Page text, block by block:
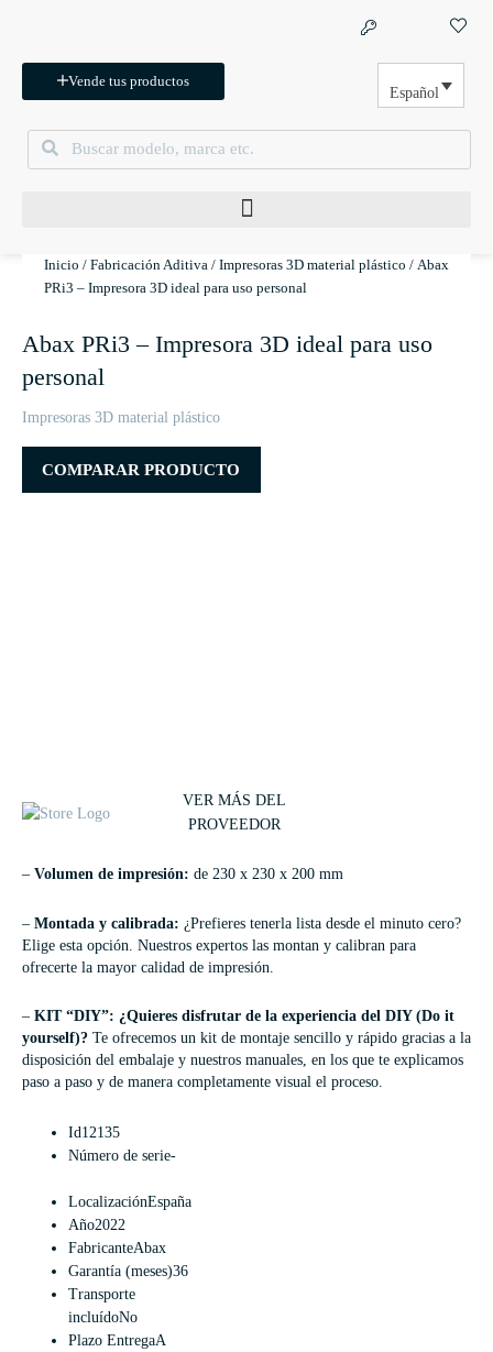
Vende tus productos
Español
BuscarBuscar
Inicio / Fabricación Aditiva / Impresoras 3D material plástico / Abax
PRi3 – Impresora 3D ideal para uso personal
Abax PRi3 – Impresora 3D ideal para uso
personal
Impresoras 3D material plástico
COMPARAR PRODUCTO
VER MÁS DEL
PROVEEDOR
– Volumen de impresión: de 230 x 230 x 200 mm
– Montada y calibrada: ¿Prefieres tenerla lista desde el minuto cero?
Elige esta opción. Nuestros expertos las montan y calibran para
ofrecerte la mayor calidad de impresión.
– KIT “DIY”: ¿Quieres disfrutar de la experiencia del DIY (Do it
yourself)? Te ofrecemos un kit de montaje sencillo y rápido gracias a la
disposición del embalaje y nuestros manuales, en los que te explicamos
paso a paso y de manera completamente visual el proceso.
Id12135
Número de serie-
LocalizaciónEspaña
Año2022
FabricanteAbax
Garantía (meses)36
Transporte
incluídoNo
Plazo EntregaA